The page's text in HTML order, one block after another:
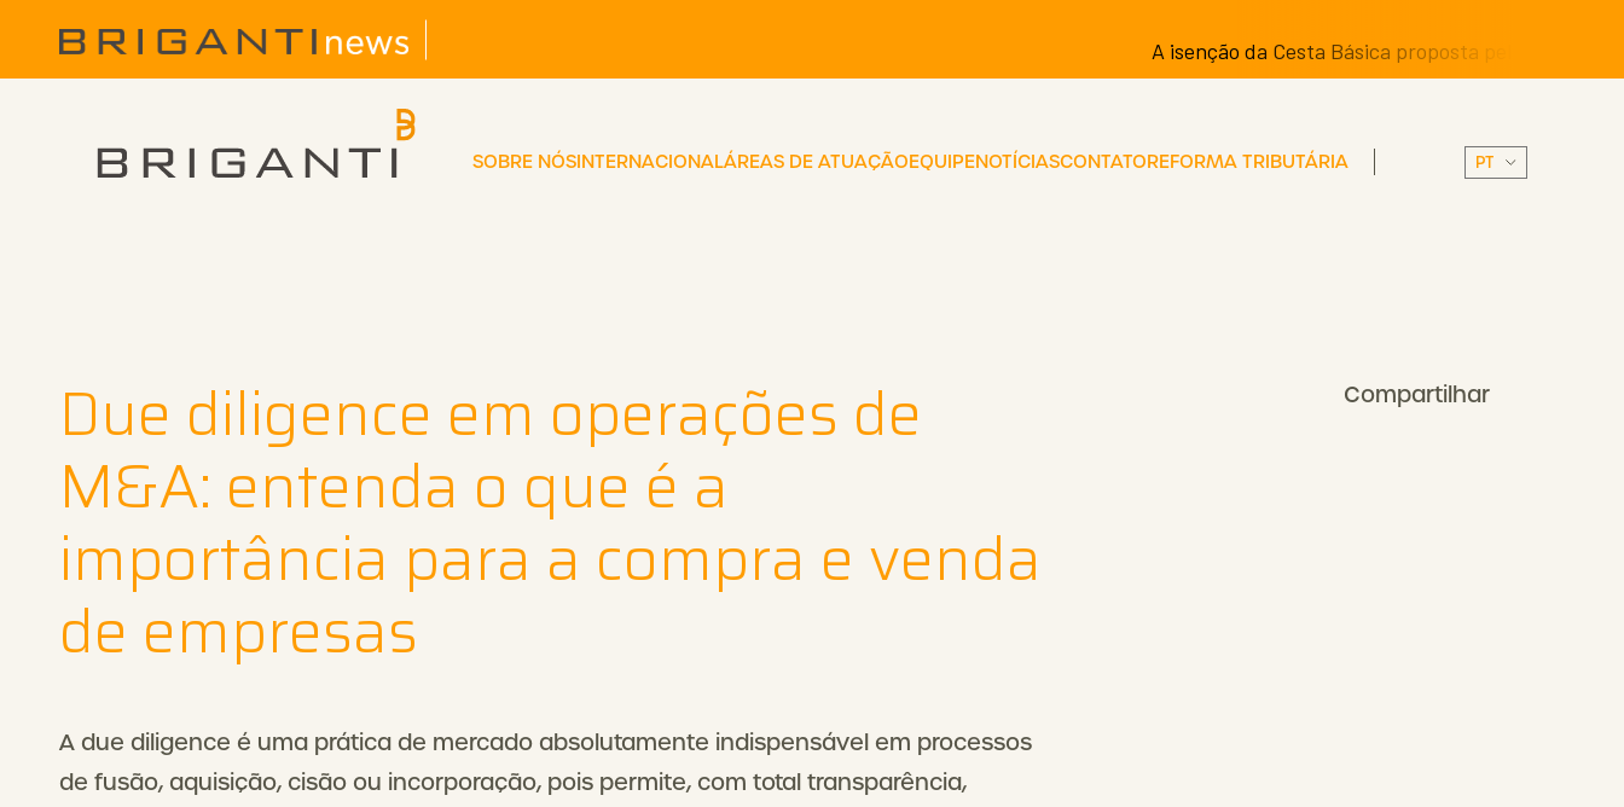
A isenção da Cesta Básica proposta pelos Senadores
SOBRE NÓSINTERNACIONALÁREAS DE ATUAÇÃOEQUIPENOTÍCIASCONTATOREFORMA TRIBUTÁRIA
Due diligence em operações de
M&A: entenda o que é a
importância para a compra e venda
de empresas
A due diligence é uma prática de mercado absolutamente indispensável em processos
de fusão, aquisição, cisão ou incorporação, pois permite, com total transparência,
Compartilhar